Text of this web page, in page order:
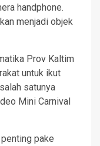
handphone.
menjadi objek
Prov Kaltim
untuk ikut
satunya
Mini Carnival
pake